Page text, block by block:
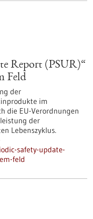
Report (PSUR)“
Feld
der
im
die EU-Verordnungen
der
Lebenszyklus.
safety-update-
feld